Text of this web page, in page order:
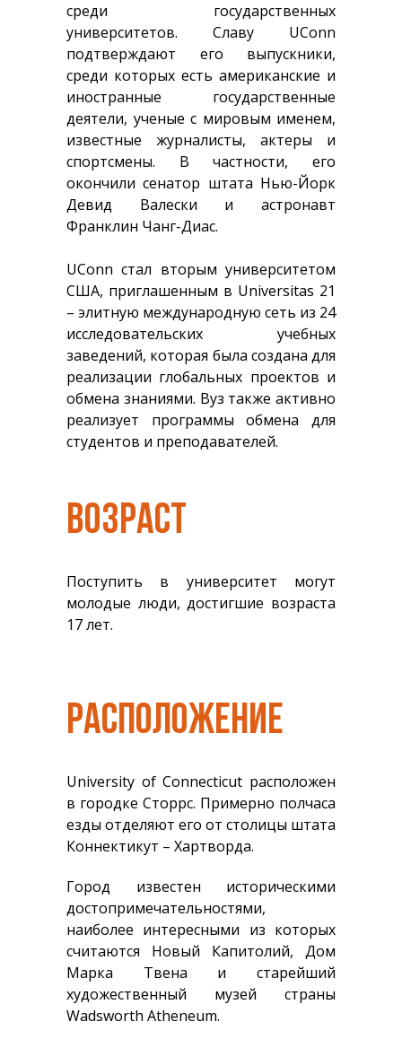
среди государственных
университетов. Славу UConn
подтверждают его выпускники,
среди которых есть американские и
иностранные государственные
деятели, ученые с мировым именем,
известные журналисты, актеры и
спортсмены. В частности, его
окончили сенатор штата Нью-Йорк
Девид Валески и астронавт
Франклин Чанг-Диас.
UConn стал вторым университетом
США, приглашенным в Universitas 21
– элитную международную сеть из 24
исследовательских учебных
заведений, которая была создана для
реализации глобальных проектов и
обмена знаниями. Вуз также активно
реализует программы обмена для
студентов и преподавателей.
ВОЗРАСТ
Поступить в университет могут
молодые люди, достигшие возраста
17 лет.
РАСПОЛОЖЕНИЕ
University of Connecticut расположен
в городке Сторрс. Примерно полчаса
езды отделяют его от столицы штата
Коннектикут – Хартворда.
Город известен историческими
достопримечательностями,
наиболее интересными из которых
считаются Новый Капитолий, Дом
Марка Твена и старейший
художественный музей страны
Wadsworth Atheneum.